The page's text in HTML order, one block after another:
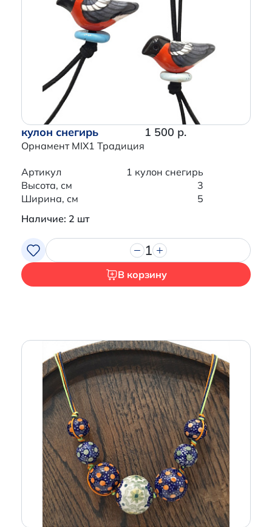
кулон снегирь
Орнамент MIX1 Традиция
1 500 р.
Артикул
1 кулон снегирь
Высота, см
3
Ширина, см
5
Наличие: 2 шт
1
В корзину